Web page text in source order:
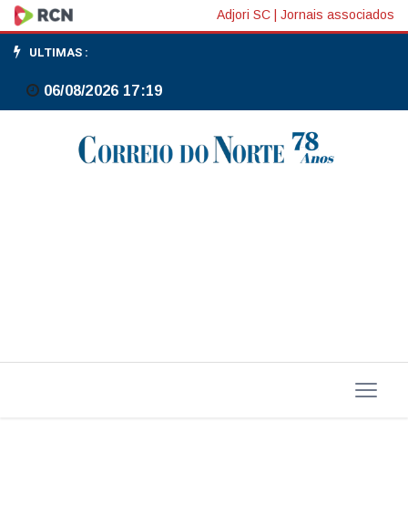
Volume
de
serviços
e
Adjori SC Jornais associados
ULTIMAS :
06/08/2026 17:19